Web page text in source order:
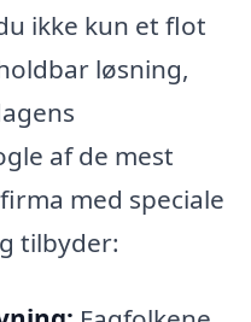
ikke kun et flot
løsning,
af de mest
med speciale
tilbyder: